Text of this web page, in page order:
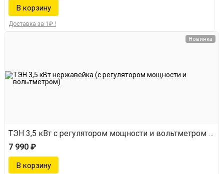
Доставка за 1₽ !
Новинка
ТЭН 3,5 кВт с регулятором мощности и вольтметром
7 990 ₽